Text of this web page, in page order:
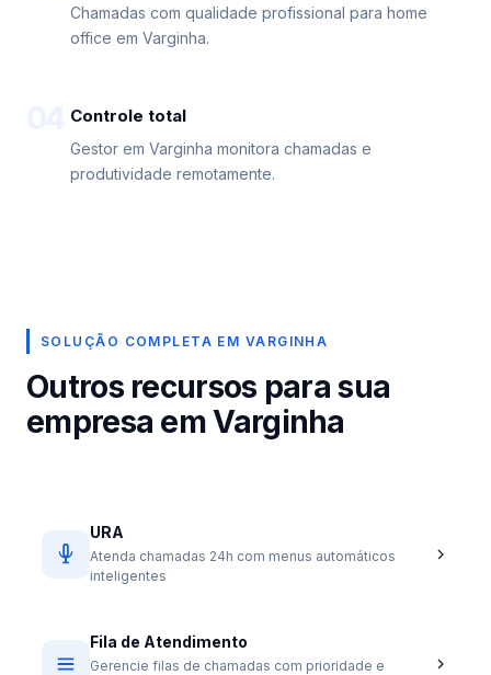
Chamadas com qualidade profissional para home
office em Varginha.
Controle total
Gestor em Varginha monitora chamadas e
produtividade remotamente.
SOLUÇÃO COMPLETA EM VARGINHA
Outros recursos para sua
empresa em Varginha
URA
Atenda chamadas 24h com menus automáticos
inteligentes
Fila de Atendimento
Gerencie filas de chamadas com prioridade e